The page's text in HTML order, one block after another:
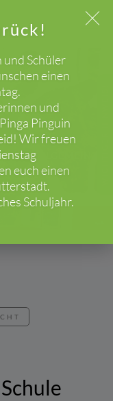
und Schüler
einen
und
Pinguin
Wir freuen
euch einen
Schuljahr.
ALLGEMEIN